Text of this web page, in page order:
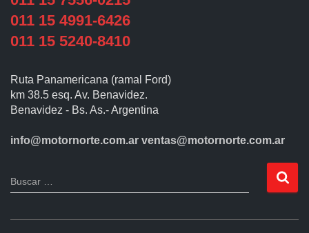
011 15 4991-6426
011 15 5240-8410
Ruta Panamericana (ramal Ford)
km 38.5 esq. Av. Benavidez.
Benavidez - Bs. As.- Argentina
info@motornorte.com.ar ventas@motornorte.com.ar
Buscar …